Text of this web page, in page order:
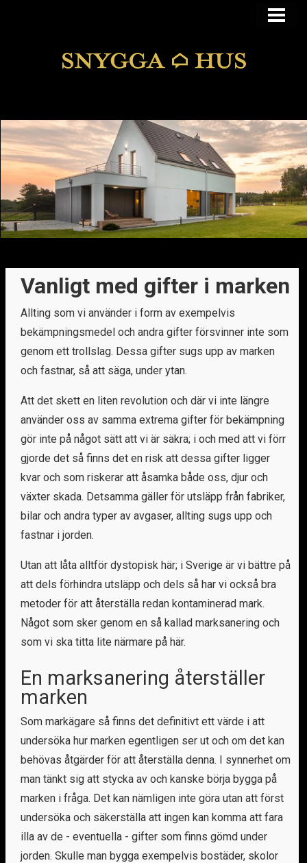
BLOGG
Vanligt med gifter i marken
Allting som vi använder i form av exempelvis
bekämpningsmedel och andra gifter försvinner inte som
genom ett trollslag. Dessa gifter sugs upp av marken
och fastnar, så att säga, under ytan.
Att det skett en liten revolution och där vi inte längre
använder oss av samma extrema gifter för bekämpning
gör inte på något sätt att vi är säkra; i och med att vi förr
gjorde det så finns det en risk att dessa gifter ligger
kvar och som riskerar att åsamka både oss, djur och
växter skada. Detsamma gäller för utsläpp från fabriker,
bilar och andra typer av avgaser, allting sugs upp och
fastnar i jorden.
Utan att låta alltför dystopisk här; i Sverige är vi bättre på
att dels förhindra utsläpp och dels så har vi också bra
metoder för att återställa redan kontaminerad mark.
Något som sker genom en så kallad marksanering och
som vi ska titta lite närmare på här.
En marksanering återställer
marken
Som markägare så finns det definitivt ett värde i att
undersöka hur marken egentligen ser ut och om det kan
behövas åtgärder för att återställa denna. I synnerhet om
man tänkt sig att stycka av och kanske börja bygga på
marken i fråga. Det kan nämligen inte göra utan att först
undersöka och säkerställa att ingen kan komma att fara
illa av de - eventuella - gifter som finns gömd under
jorden. Skulle man bygga exempelvis bostäder, skolor